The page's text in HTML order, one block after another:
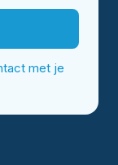
met je